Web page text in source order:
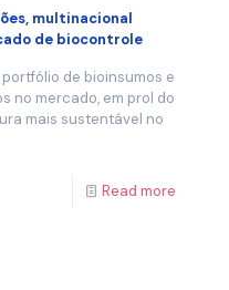
multinacional
de biocontrole
de bioinsumos e
no mercado, em prol do
mais sustentável no
Read more